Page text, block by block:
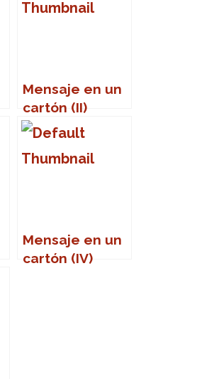
Mensaje en un
cartón (II)
Mensaje en un
cartón (IV)